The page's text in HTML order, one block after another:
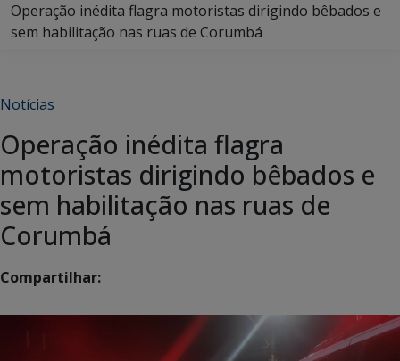
Operação inédita flagra motoristas dirigindo bêbados e
sem habilitação nas ruas de Corumbá
Notícias
Operação inédita flagra
motoristas dirigindo bêbados e
sem habilitação nas ruas de
Corumbá
Compartilhar: